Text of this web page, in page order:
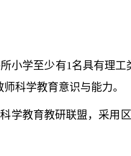
学至少有1名具有理工
科学教育意识与能力。
教育教研联盟，采用